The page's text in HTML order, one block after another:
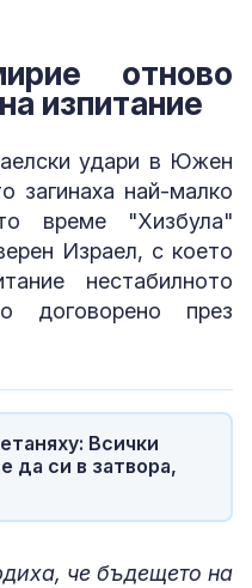
отново
изпитание
удари в Южен
загинаха най-малко
време "Хизбула"
Израел, с което
нестабилното
договорено през
Всички
да си в затвора,
че бъдещето на